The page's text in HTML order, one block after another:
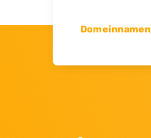
Domeinnamen